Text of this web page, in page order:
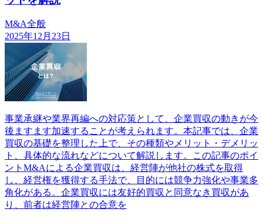
M&A全般
2025年12月23日
事業承継や業界再編への対応策として、企業買収の動きが今
後ますます加速することが考えられます。本記事では、企業
買収の基礎を整理した上で、その種類やメリット・デメリッ
ト、具体的な流れなどについて解説します。この記事のポイ
ントM&Aによる企業買収は、経営陣が他社の株式を取得
し、経営権を獲得する手法で、目的には競争力強化や事業多
角化がある。企業買収には友好的買収と同意なき買収があ
り、前者は経営陣との合意を